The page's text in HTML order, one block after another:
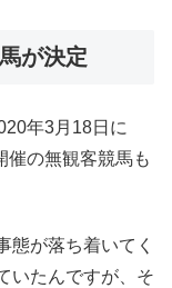
が決定
年3月18日に
催の無観客競馬も
態が落ち着いてく
いたんですが、そ